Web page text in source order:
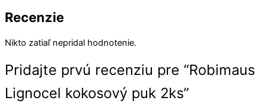
Recenzie
Nikto zatiaľ nepridal hodnotenie.
Pridajte prvú recenziu pre “Robimaus
Lignocel kokosový puk 2ks”